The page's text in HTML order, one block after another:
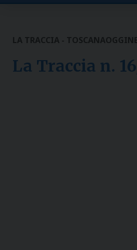
LA TRACCIA - TOSCANAOGGI
La Traccia n.